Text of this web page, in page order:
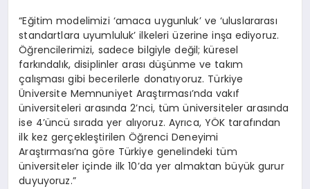
“Eğitim modelimizi ‘amaca uygunluk’ ve ‘uluslararası
standartlara uyumluluk’ ilkeleri üzerine inşa ediyoruz.
Öğrencilerimizi, sadece bilgiyle değil; küresel
farkındalık, disiplinler arası düşünme ve takım
çalışması gibi becerilerle donatıyoruz. Türkiye
Üniversite Memnuniyet Araştırması’nda vakıf
üniversiteleri arasında 2’nci, tüm üniversiteler arasında
ise 4’üncü sırada yer alıyoruz. Ayrıca, YÖK tarafından
ilk kez gerçekleştirilen Öğrenci Deneyimi
Araştırması’na göre Türkiye genelindeki tüm
üniversiteler içinde ilk 10’da yer almaktan büyük gurur
duyuyoruz.”